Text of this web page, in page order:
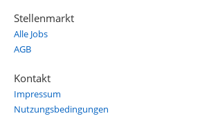
Stellenmarkt
Alle Jobs
AGB
Kontakt
Impressum
Nutzungsbedingungen